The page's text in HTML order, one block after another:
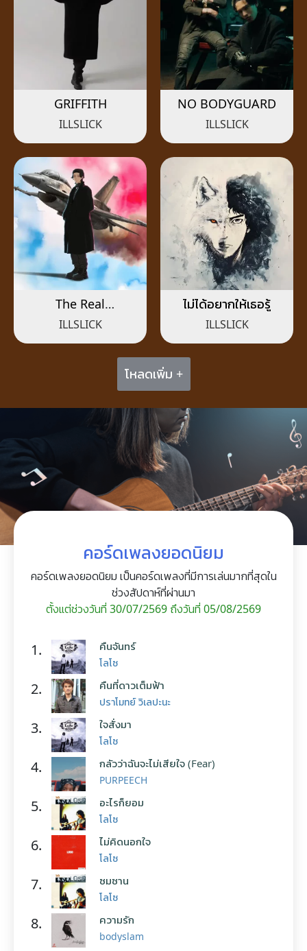
GRIFFITH
ILLSLICK
NO BODYGUARD
ILLSLICK
The Real
Suvarnabhumi
ILLSLICK
ไม่ได้อยากให้เธอรู้
ILLSLICK
โหลดเพิ่ม +
คอร์ดเพลงยอดนิยม
คอร์ดเพลงยอดนิยม เป็นคอร์ดเพลงที่มีการเล่นมากที่สุดใน
ช่วงสัปดาห์ที่ผ่านมา
ตั้งแต่ช่วงวันที่ 30/07/2569 ถึงวันที่ 05/08/2569
1. คืนจันทร์
โลโซ
2. คืนที่ดาวเต็มฟ้า
ปราโมทย์ วิเลปะนะ
3. ใจสั่งมา
โลโซ
4. กลัวว่าฉันจะไม่เสียใจ (Fear)
PURPEECH
5. อะไรก็ยอม
โลโซ
6. ไม่คิดนอกใจ
โลโซ
7. ซมซาน
โลโซ
8. ความรัก
bodyslam